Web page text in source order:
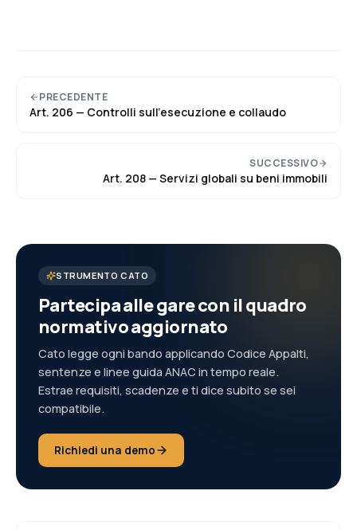
PRECEDENTE
Art. 206 — Controlli sull’esecuzione e collaudo
SUCCESSIVO
Art. 208 — Servizi globali su beni immobili
STRUMENTO CATO
Partecipa alle gare con il quadro
normativo aggiornato
Cato legge ogni bando applicando Codice Appalti,
sentenze e linee guida ANAC in tempo reale.
Estrae requisiti, scadenze e ti dice subito se sei
compatibile.
Richiedi una demo